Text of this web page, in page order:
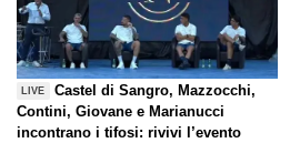
LIVE
Castel di Sangro, Mazzocchi,
Contini, Giovane e Marianucci
incontrano i tifosi: rivivi l’evento